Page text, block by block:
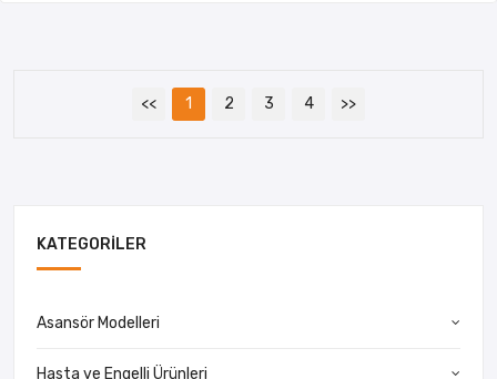
KATEGORILER
Asansör Modelleri
Hasta ve Engelli Ürünleri
<< 1 2 3 4 >>